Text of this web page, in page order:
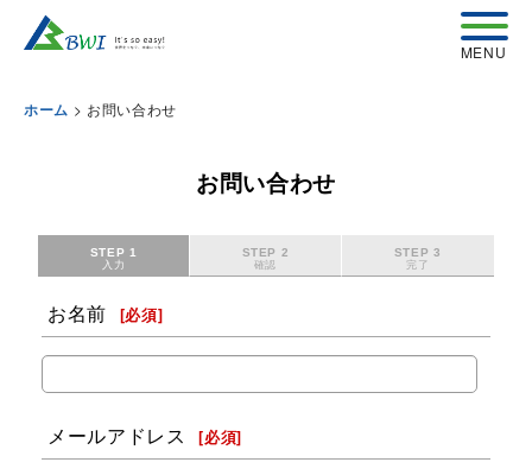
ホーム > お問い合わせ
お問い合わせ
STEP 1
入力
STEP 2
確認
STEP 3
完了
お名前 [必須]
メールアドレス [必須]